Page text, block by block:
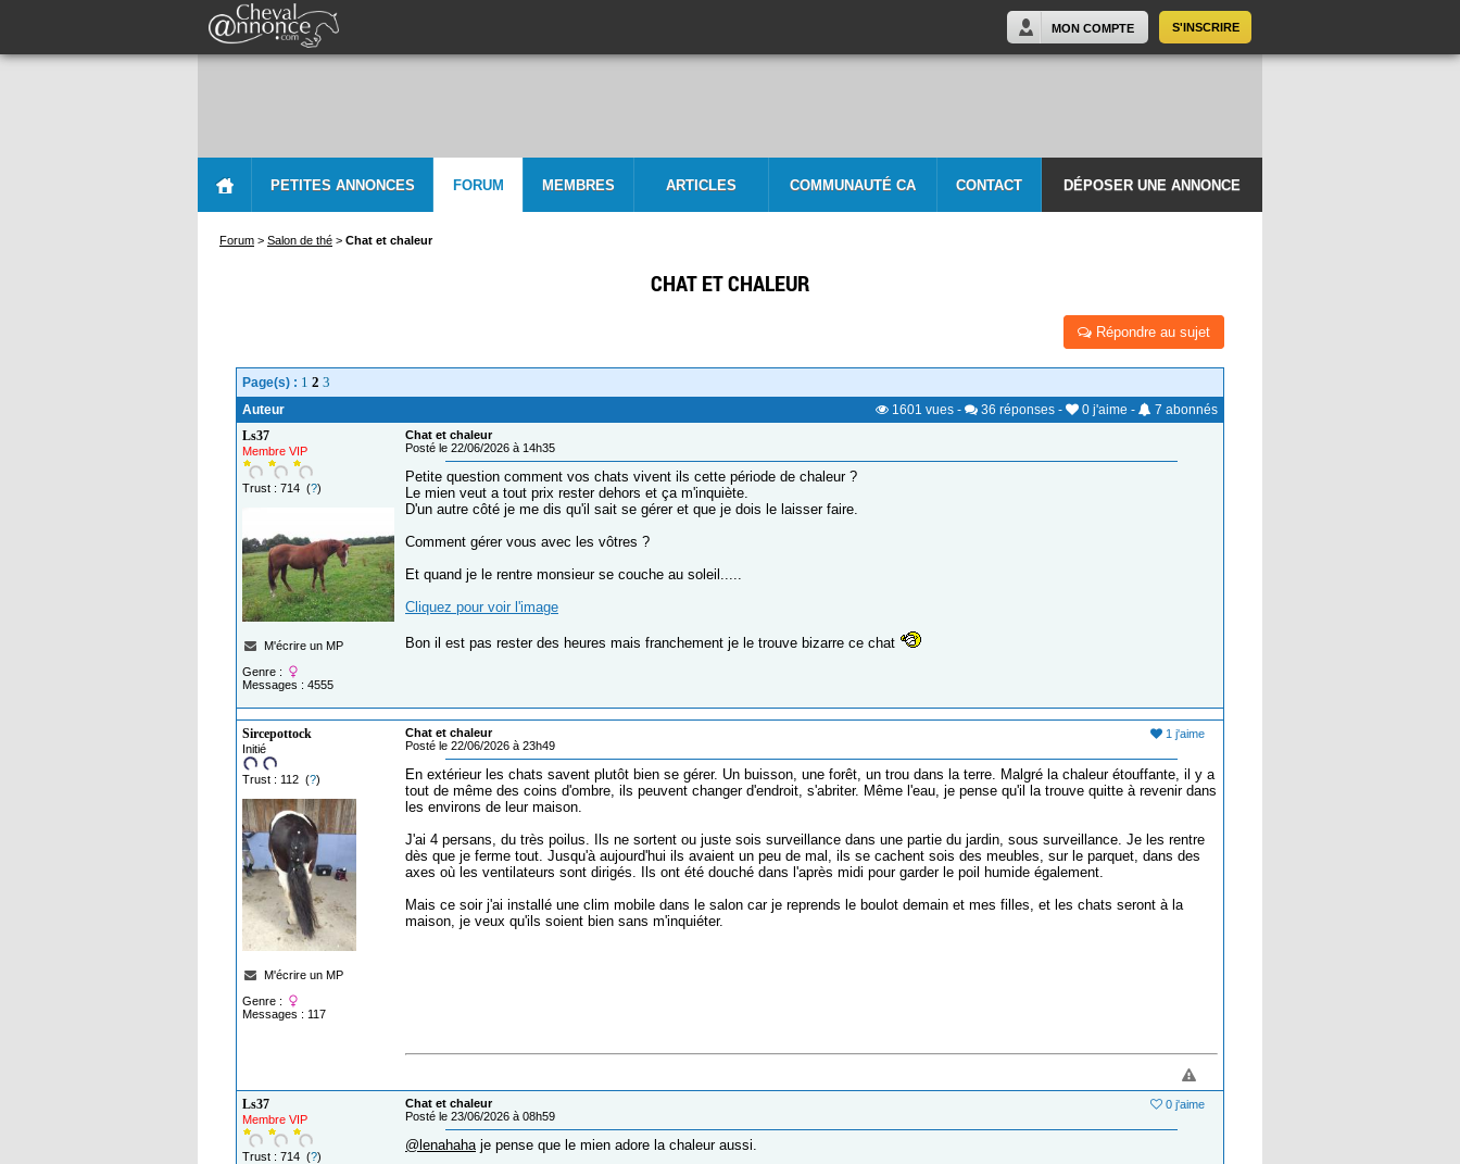
S'INSCRIRE
MON COMPTE
PETITES ANNONCES FORUM MEMBRES ARTICLES COMMUNAUTÉ CA CONTACT DÉPOSER UNE ANNONCE
Forum > Salon de thé > Chat et chaleur
CHAT ET CHALEUR
Répondre au sujet
Page(s) : 1 2 3
Auteur 1601 vues - 36 réponses - 0 j'aime - 7 abonnés
Ls37
Membre VIP
Trust : 714 (?)
M'écrire un MP
Genre :
Messages : 4555
Chat et chaleur
Posté le 22/06/2026 à 14h35
Petite question comment vos chats vivent ils cette période de chaleur ?
Le mien veut a tout prix rester dehors et ça m'inquiète.
D'un autre côté je me dis qu'il sait se gérer et que je dois le laisser faire.
Comment gérer vous avec les vôtres ?
Et quand je le rentre monsieur se couche au soleil.....
Cliquez pour voir l'image
Bon il est pas rester des heures mais franchement je le trouve bizarre ce chat
Sircepottock
Initié
Trust : 112 (?)
M'écrire un MP
Genre :
Messages : 117
1 j'aime
Chat et chaleur
Posté le 22/06/2026 à 23h49
En extérieur les chats savent plutôt bien se gérer. Un buisson, une forêt, un trou dans la terre. Malgré la chaleur étouffante, il y a
tout de même des coins d'ombre, ils peuvent changer d'endroit, s'abriter. Même l'eau, je pense qu'il la trouve quitte à revenir dans
les environs de leur maison.
J'ai 4 persans, du très poilus. Ils ne sortent ou juste sois surveillance dans une partie du jardin, sous surveillance. Je les rentre
dès que je ferme tout. Jusqu'à aujourd'hui ils avaient un peu de mal, ils se cachent sois des meubles, sur le parquet, dans des
axes où les ventilateurs sont dirigés. Ils ont été douché dans l'après midi pour garder le poil humide également.
Mais ce soir j'ai installé une clim mobile dans le salon car je reprends le boulot demain et mes filles, et les chats seront à la
maison, je veux qu'ils soient bien sans m'inquiéter.
Ls37
Membre VIP
Trust : 714 (?)
0 j'aime
Chat et chaleur
Posté le 23/06/2026 à 08h59
@lenahaha je pense que le mien adore la chaleur aussi.